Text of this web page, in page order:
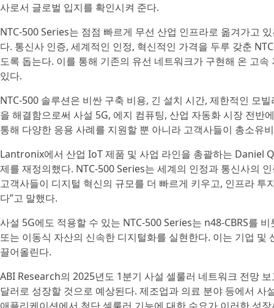
사로서 글로벌 입지를 확인시켜 준다.
NTC-500 Series는 점점 빠르게 무선 산업 인프라로 옮겨가고
다. 통신사 인증, 세계적인 인정, 혁신적인 가격을 두루 갖춘
도록 돕는다. 이를 통해 기존의 유선 네트워크가 구현해 온 고
있다.
NTC-500 솔루션은 비싼 구축 비용, 긴 설치 시간, 제한적인 모
을 해결함으로써 사설 5G, 에지 컴퓨팅, 산업 자동화 시장 전
통해 다양한 응용 사례를 지원할 뿐 아니라 고객사들이 총소유
Lantronix에서 산업 IoT 제품 및 사업 라인을 총괄하는 Daniel
제를 재정의했다. NTC-500 Series는 세계의 인정과 통신사의
고객사들이 디지털 혁신의 규모를 더 빠르게 키우고, 인프라
다”고 말했다.
사설 5G에도 적용할 수 있는 NTC-500 Series는 n48-CBRS를
또는 이동식 자산의 신속한 디지털화를 실현한다. 이는 기업
끌어올린다.
ABI Research의 2025년도 1분기 사설 셀룰러 네트워크 전망
달러로 성장할 것으로 예상된다. 제조업과 의료 분야 등에서